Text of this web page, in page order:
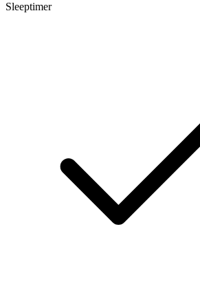
Sleeptimer